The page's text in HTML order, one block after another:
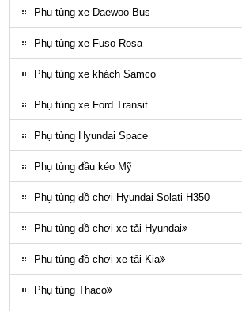
Gioăng County
Phụ tùng gầm máy County
Ốp nhựa ngoại thất County
ĐÈN LED COUNTY
Nội thất County
Ngoại thất County
Phụ tùng điều hòa County
Phụ tùng xe Daewoo Bus
Phụ tùng xe Fuso Rosa
Phụ tùng xe khách Samco
Phụ tùng xe Ford Transit
Phụ tùng Hyundai Space
Phụ tùng đầu kéo Mỹ
Phụ tùng đồ chơi Hyundai Solati H350
Phụ tùng đồ chơi xe tải Hyundai
Phụ tùng đồ chơi xe tải Hyundai HD65, HD72
Phụ tùng Trago
Phụ tùng đồ chơi xe tải Kia
Phụ tùng đồ chơi kia Bongo
Phụ tùng Thaco